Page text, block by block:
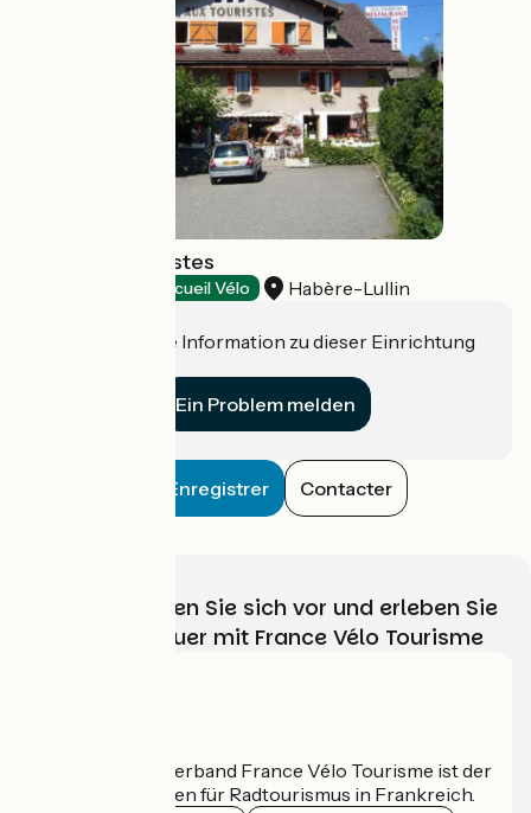
Hôtel Aux Touristes
Accueil Vélo Habère-Lullin
Haben Sie eine Information zu dieser Einrichtung
Ein Problem melden
Enregistrer Contacter
Wählen, bereiten Sie sich vor und erleben Sie
Ihr Radabenteuer mit France Vélo Tourisme
Der nationale Verband France Vélo Tourisme ist der
offizielle Leitfaden für Radtourismus in Frankreich.